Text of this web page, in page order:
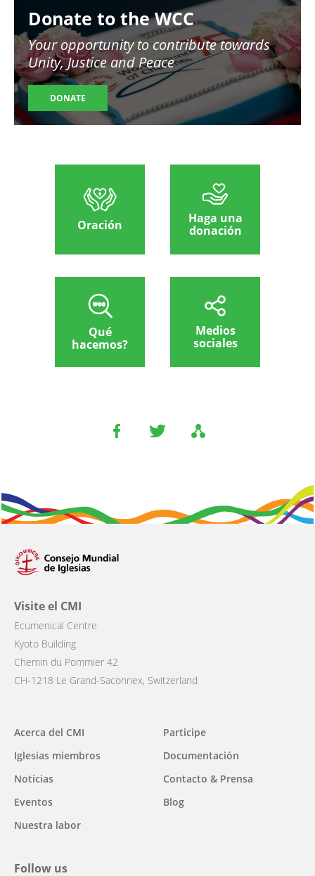
Donate to the WCC
Your opportunity to contribute towards
Unity, Justice and Peace
DONATE
Oración
Haga una
donación
Qué
hacemos?
Medios
sociales
Visite el CMI
Ecumenical Centre
Kyoto Building
Chemin du Pommier 42
CH-1218 Le Grand-Saconnex, Switzerland
Main
navigation
Acerca del CMI
Iglesias miembros
Noticias
Eventos
Nuestra labor
Participe
Documentación
Contacto & Prensa
Blog
Follow us